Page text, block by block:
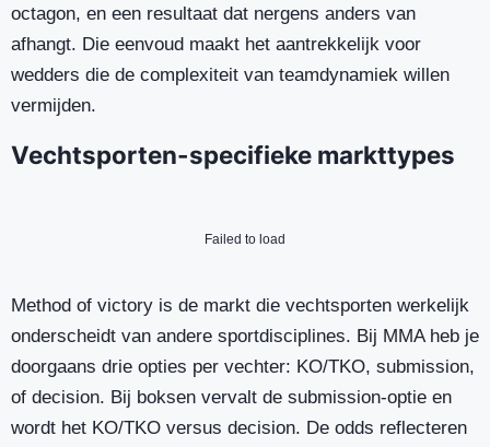
octagon, en een resultaat dat nergens anders van
afhangt. Die eenvoud maakt het aantrekkelijk voor
wedders die de complexiteit van teamdynamiek willen
vermijden.
Vechtsporten-specifieke markttypes
Failed to load
Method of victory is de markt die vechtsporten werkelijk
onderscheidt van andere sportdisciplines. Bij MMA heb je
doorgaans drie opties per vechter: KO/TKO, submission,
of decision. Bij boksen vervalt de submission-optie en
wordt het KO/TKO versus decision. De odds reflecteren